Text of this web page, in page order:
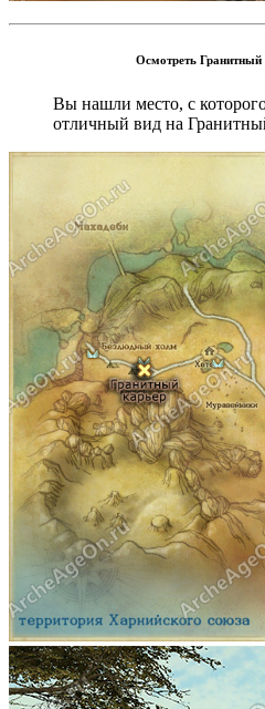
Осмотреть
Вы нашли место, с
отличный вид на